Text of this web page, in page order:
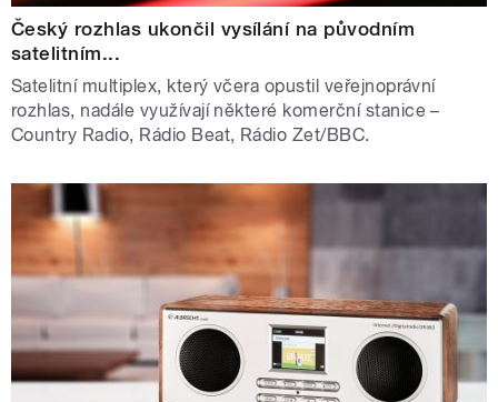
Český rozhlas ukončil vysílání na původním
satelitním...
Satelitní multiplex, který včera opustil veřejnoprávní
rozhlas, nadále využívají některé komerční stanice –
Country Radio, Rádio Beat, Rádio Zet/BBC.